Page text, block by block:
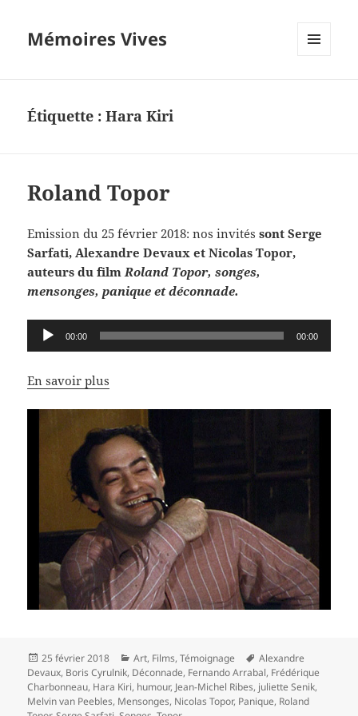
Mémoires Vives
Étiquette :Hara Kiri
Roland Topor
Emission du 25 février 2018: nos invitéssont Serge
Sarfati, Alexandre Devaux et Nicolas Topor,
auteurs du filmRoland Topor, songes,
mensonges, panique et déconnade.
Lecteur
audio
00:00 00:00
En savoir plus
Publié
le
25 février 2018 Catégories
Art, Films,Témoignage
Mots-
clés
Alexandre
Devaux, Boris Cyrulnik, Déconnade, Fernando Arrabal, Frédérique
Charbonneau, Hara Kiri, humour, Jean-Michel Ribes, juliette Senik,
Melvin van Peebles, Mensonges, Nicolas Topor, Panique, Roland